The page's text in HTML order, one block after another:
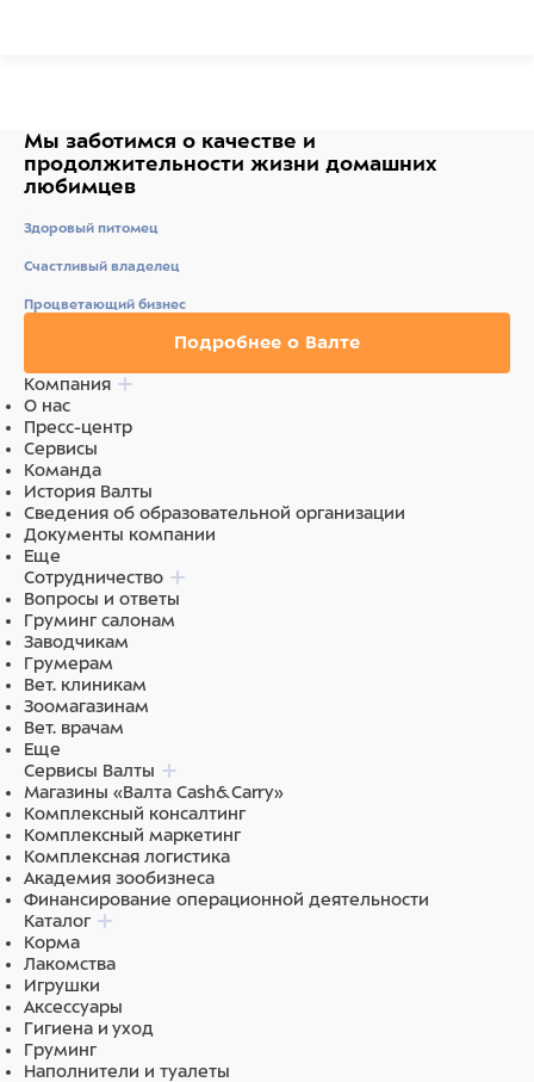
Свес столешницы можно расположить как слева, так и
справа, крепление универсальное.
Материал столешницы: лист HPL-пластика 10 мм.
Общие габариты: 1200x580x860 мм.
Цвет каркаса стола: уточняйте, пожалуйста, при заказе.
Состав
ЛДСП, HPL
Мы заботимся о качестве и
продолжительности жизни домашних
любимцев
Здоровый питомец
Счастливый владелец
Процветающий бизнес
Подробнее о Валте
Компания
О нас
Пресс-центр
Сервисы
Команда
История Валты
Сведения об образовательной организации
Документы компании
Еще
Сотрудничество
Вопросы и ответы
Груминг салонам
Заводчикам
Грумерам
Вет. клиникам
Зоомагазинам
Вет. врачам
Еще
Сервисы Валты
Магазины «Валта Cash&Carry»
Комплексный консалтинг
Комплексный маркетинг
Комплексная логистика
Академия зообизнеса
Финансирование операционной деятельности
Каталог
Корма
Лакомства
Игрушки
Аксессуары
Гигиена и уход
Груминг
Наполнители и туалеты